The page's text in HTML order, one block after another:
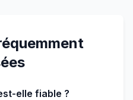
elle fiable ?